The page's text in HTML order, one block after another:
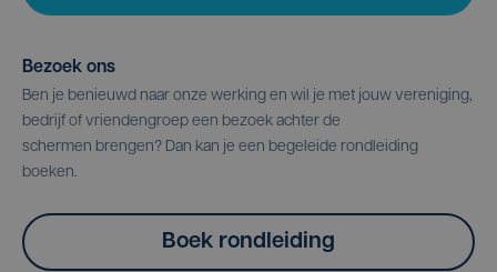
Bezoek ons
Ben je benieuwd naar onze werking en wil je met jouw vereniging,
bedrijf of vriendengroep een bezoek achter de
schermen brengen? Dan kan je een begeleide rondleiding
boeken.
Boek rondleiding